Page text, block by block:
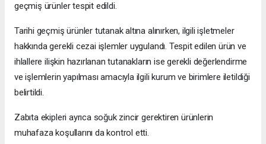
geçmiş ürünler tespit edildi.
Tarihi geçmiş ürünler tutanak altına alınırken, ilgili işletmeler
hakkında gerekli cezai işlemler uygulandı. Tespit edilen ürün ve
ihlallere ilişkin hazırlanan tutanakların ise gerekli değerlendirme
ve işlemlerin yapılması amacıyla ilgili kurum ve birimlere iletildiği
belirtildi.
Zabıta ekipleri ayrıca soğuk zincir gerektiren ürünlerin
muhafaza koşullarını da kontrol etti.